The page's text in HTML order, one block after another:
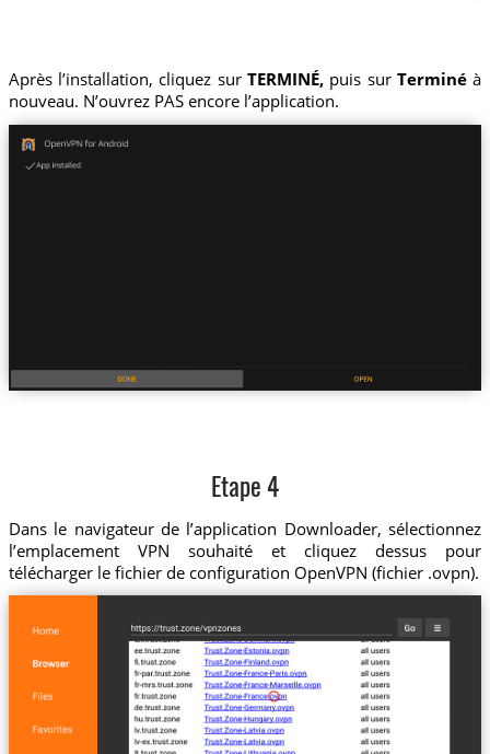
Après l’installation, cliquez sur TERMINÉ, puis surTerminé à
nouveau. N’ouvrez PAS encore l’application.
Etape 4
Dans le navigateur de l’application Downloader, sélectionnez
l’emplacement VPN souhaité et cliquez dessus pour
télécharger le fichier de configuration OpenVPN (fichier .ovpn).